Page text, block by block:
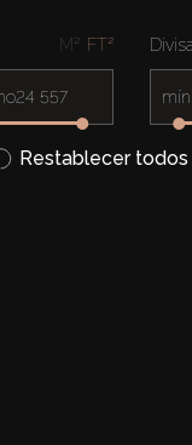
M² FT² Divisa
Restablecer todos